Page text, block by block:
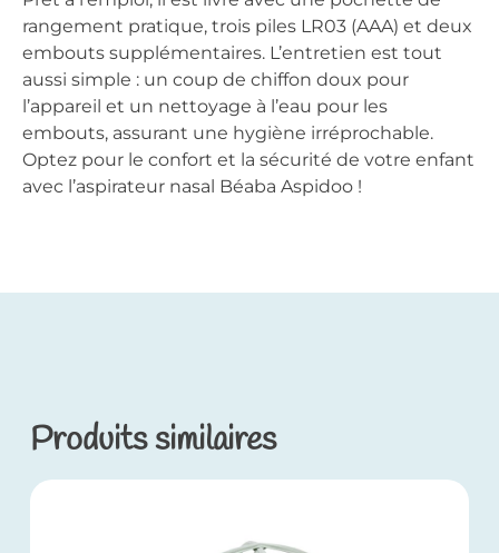
rangement pratique, trois piles LR03 (AAA) et deux
embouts supplémentaires. L’entretien est tout
aussi simple : un coup de chiffon doux pour
l’appareil et un nettoyage à l’eau pour les
embouts, assurant une hygiène irréprochable.
Optez pour le confort et la sécurité de votre enfant
avec l’aspirateur nasal Béaba Aspidoo !
Produits similaires